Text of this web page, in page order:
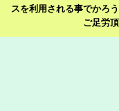
スを利用される事でかろ
ご足労